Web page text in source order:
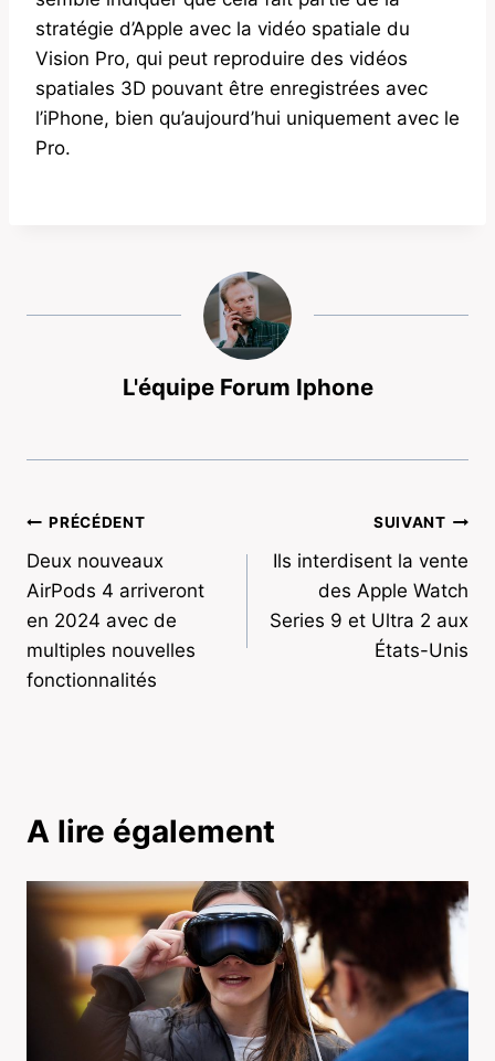
stratégie d’Apple avec la vidéo spatiale du
Vision Pro, qui peut reproduire des vidéos
spatiales 3D pouvant être enregistrées avec
l’‌iPhone‌, bien qu’aujourd’hui uniquement avec le
Pro.
L'équipe Forum Iphone
Navigation
de
l’article
PRÉCÉDENT
Deux nouveaux
AirPods 4 arriveront
en 2024 avec de
multiples nouvelles
fonctionnalités
SUIVANT
Ils interdisent la vente
des Apple Watch
Series 9 et Ultra 2 aux
États-Unis
A lire également